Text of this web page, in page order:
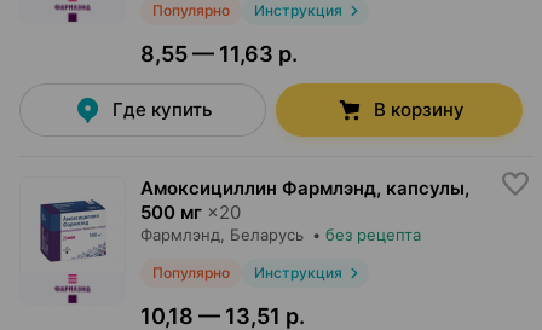
Популярно Инструкция
8,55 — 11,63 р.
Где купить В корзину
Амоксициллин Фармлэнд, капсулы,
500 мг ×20
Фармлэнд , Беларусь • без рецепта
Популярно Инструкция
10,18 — 13,51 р.